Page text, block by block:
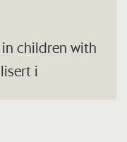
children with
i
Journal of